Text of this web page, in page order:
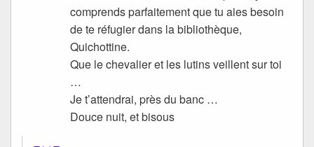
comprends parfaitement que tu aies besoin
de te réfugier dans la bibliothèque,
Quichottine.
Que le chevalier et les lutins veillent sur toi
…
Je t’attendrai, près du banc …
Douce nuit, et bisous